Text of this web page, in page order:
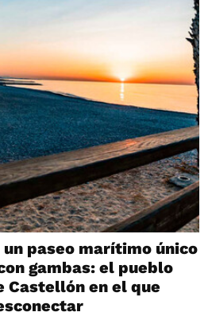
paseo marítimo único
gambas: el pueblo
Castellón en el que